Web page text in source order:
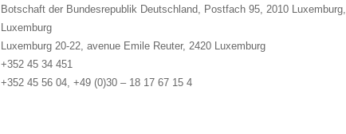
Botschaft der Bundesrepublik Deutschland, Postfach 95, 2010 Luxemburg,
Luxemburg
Luxemburg 20-22, avenue Emile Reuter, 2420 Luxemburg
+352 45 34 451
+352 45 56 04, +49 (0)30 – 18 17 67 15 4